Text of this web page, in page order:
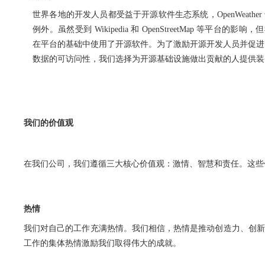
世界各地的开发人员都受益于开源软件生态系统，OpenWeather
例外。虽然受到 Wikipedia 和 OpenStreetMap 等平台的影响，
在平台的基础中使用了开源软件。为了激励开源开发人员并促
数据的可访问性，我们选择为开源基础设施做出贡献的人提供
我们的价值观
在我们公司，我们遵循三大核心价值观：激情、智慧和责任。这
热情
我们对自己的工作充满热情。我们相信，热情是推动创造力、创
工作的集体热情激励我们取得伟大的成就。